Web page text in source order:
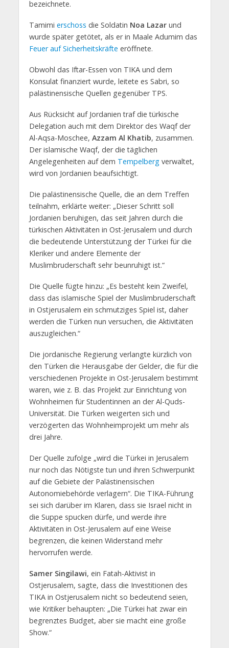
bezeichnete.
Tamimi erschoss die Soldatin Noa Lazarund
wurde später getötet, als er in Maale Adumim das
Feuer auf Sicherheitskräfte eröffnete.
Obwohl das Iftar-Essen von TIKA und dem
Konsulat finanziert wurde, leitete es Sabri, so
palästinensische Quellen gegenüber TPS.
Aus Rücksicht auf Jordanien traf die türkische
Delegation auch mit dem Direktor des Waqf der
Al-Aqsa-Moschee, Azzam Al Khatib, zusammen.
Der islamische Waqf, der die täglichen
Angelegenheiten auf dem Tempelbergverwaltet,
wird von Jordanien beaufsichtigt.
Die palästinensische Quelle, die an dem Treffen
teilnahm, erklärte weiter: „Dieser Schritt soll
Jordanien beruhigen, das seit Jahren durch die
türkischen Aktivitäten in Ost-Jerusalem und durch
die bedeutende Unterstützung der Türkei für die
Kleriker und andere Elemente der
Muslimbruderschaft sehr beunruhigt ist.“
Die Quelle fügte hinzu: „Es besteht kein Zweifel,
dass das islamische Spiel der Muslimbruderschaft
in Ostjerusalem ein schmutziges Spiel ist, daher
werden die Türken nun versuchen, die Aktivitäten
auszugleichen.“
Die jordanische Regierung verlangte kürzlich von
den Türken die Herausgabe der Gelder, die für die
verschiedenen Projekte in Ost-Jerusalem bestimmt
waren, wie z. B. das Projekt zur Einrichtung von
Wohnheimen für Studentinnen an der Al-Quds-
Universität. Die Türken weigerten sich und
verzögerten das Wohnheimprojekt um mehr als
drei Jahre.
Der Quelle zufolge „wird die Türkei in Jerusalem
nur noch das Nötigste tun und ihren Schwerpunkt
auf die Gebiete der Palästinensischen
Autonomiebehörde verlagern“. Die TIKA-Führung
sei sich darüber im Klaren, dass sie Israel nicht in
die Suppe spucken dürfe, und werde ihre
Aktivitäten in Ost-Jerusalem auf eine Weise
begrenzen, die keinen Widerstand mehr
hervorrufen werde.
Samer Singilawi, ein Fatah-Aktivist in
Ostjerusalem, sagte, dass die Investitionen des
TIKA in Ostjerusalem nicht so bedeutend seien,
wie Kritiker behaupten: „Die Türkei hat zwar ein
begrenztes Budget, aber sie macht eine große
Show.“